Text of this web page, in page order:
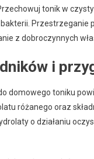
tonik w
Przestrzeganie
z dobroczynnych
i
domowego toniku
różanego oraz
o działaniu